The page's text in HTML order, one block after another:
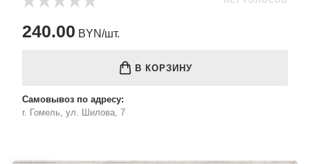
240.00 BYN/шт.
В КОРЗИНУ
Самовывоз по адресу:
г. Гомель, ул. Шилова, 7